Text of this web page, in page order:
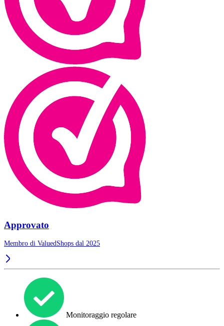
Approvato
Membro di ValuedShops dal 2025
Monitoraggio regolare